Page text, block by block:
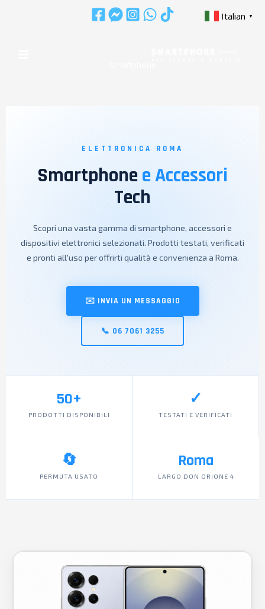
ELETTRONICA ROMA
Smartphonee Accessori
Tech
Scopri una vasta gamma di smartphone, accessori e
dispositivi elettronici selezionati. Prodotti testati, verificati
e pronti all'uso per offrirti qualità e convenienza a Roma.
✉️ INVIA UN MESSAGGIO
📞 06 7061 3255
50+
PRODOTTI DISPONIBILI
✓
TESTATI E VERIFICATI
🔄
PERMUTA USATO
Roma
LARGO DON ORIONE 4
Italian ▼